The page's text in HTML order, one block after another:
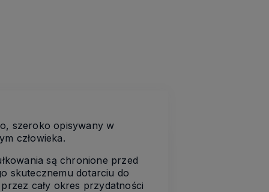
szeroko opisywany w
człowieka.
są chronione przed
skutecznemu dotarciu do
cały okres przydatności